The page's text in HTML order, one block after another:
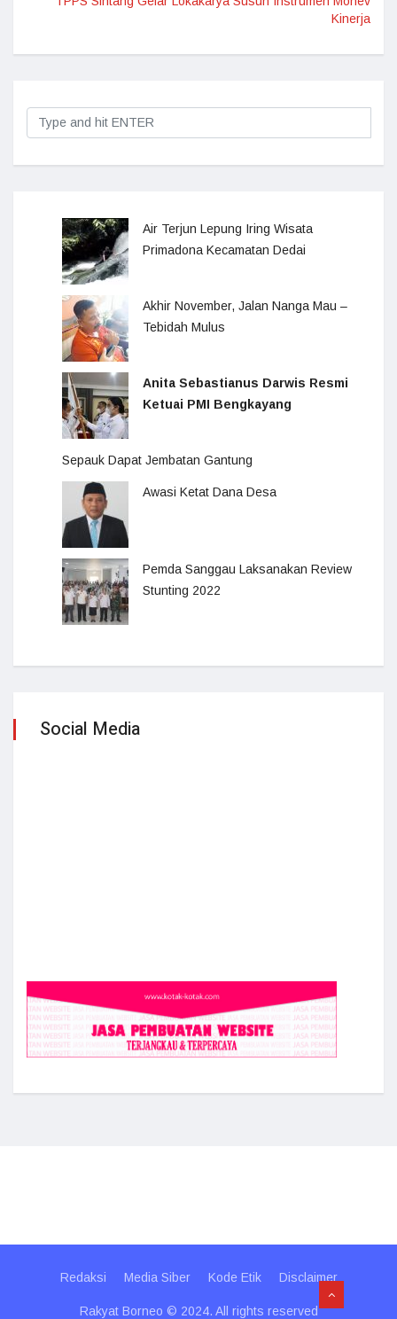
Kinerja
Air Terjun Lepung Iring Wisata
Primadona Kecamatan Dedai
Akhir November, Jalan Nanga Mau –
Tebidah Mulus
Anita Sebastianus Darwis Resmi
Ketuai PMI Bengkayang
Sepauk Dapat Jembatan Gantung
Awasi Ketat Dana Desa
Pemda Sanggau Laksanakan Review
Stunting 2022
Social Media
Redaksi Media Siber Kode Etik Disclaimer
Rakyat Borneo © 2024. All rights reserved